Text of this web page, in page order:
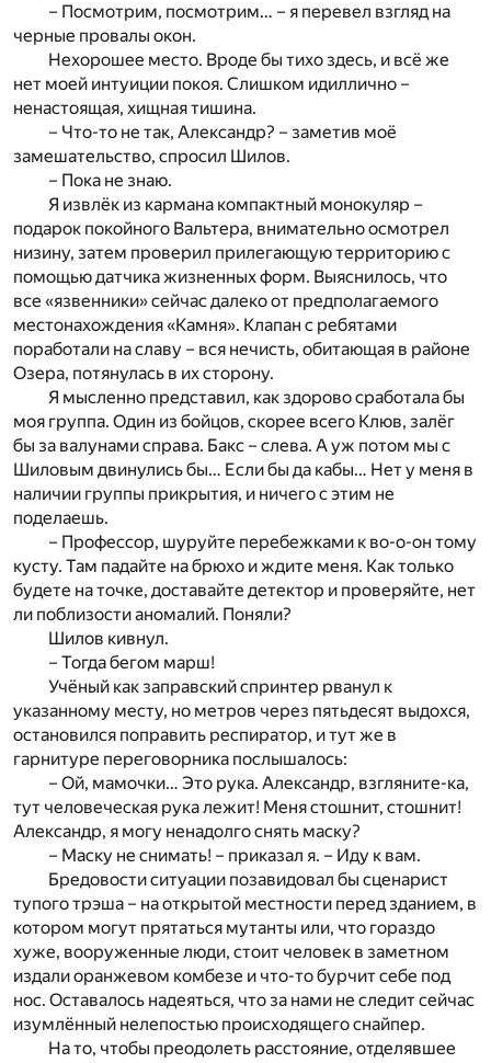
– Посмотрим, посмотрим… – я перевел взгляд на
черные провалы окон.
Нехорошее место. Вроде бы тихо здесь, и всё же
нет моей интуиции покоя. Слишком идиллично –
ненастоящая, хищная тишина.
– Что-то не так, Александр? – заметив моё
замешательство, спросил Шилов.
– Пока не знаю.
Я извлёк из кармана компактный монокуляр –
подарок покойного Вальтера, внимательно осмотрел
низину, затем проверил прилегающую территорию с
помощью датчика жизненных форм. Выяснилось, что
все «язвенники» сейчас далеко от предполагаемого
местонахождения «Камня». Клапан с ребятами
поработали на славу – вся нечисть, обитающая в районе
Озера, потянулась в их сторону.
Я мысленно представил, как здорово сработала бы
моя группа. Один из бойцов, скорее всего Клюв, залёг
бы за валунами справа. Бакс – слева. А уж потом мы с
Шиловым двинулись бы… Если бы да кабы… Нет у меня в
наличии группы прикрытия, и ничего с этим не
поделаешь.
– Профессор, шуруйте перебежками к во-о-он тому
кусту. Там падайте на брюхо и ждите меня. Как только
будете на точке, доставайте детектор и проверяйте, нет
ли поблизости аномалий. Поняли?
Шилов кивнул.
– Тогда бегом марш!
Учёный как заправский спринтер рванул к
указанному месту, но метров через пятьдесят выдохся,
остановился поправить респиратор, и тут же в
гарнитуре переговорника послышалось:
– Ой, мамочки… Это рука. Александр, взгляните-ка,
тут человеческая рука лежит! Меня стошнит, стошнит!
Александр, я могу ненадолго снять маску?
– Маску не снимать! – приказал я. – Иду к вам.
Бредовости ситуации позавидовал бы сценарист
тупого трэша – на открытой местности перед зданием, в
котором могут прятаться мутанты или, что гораздо
хуже, вооруженные люди, стоит человек в заметном
издали оранжевом комбезе и что-то бурчит себе под
нос. Оставалось надеяться, что за нами не следит сейчас
изумлённый нелепостью происходящего снайпер.
На то, чтобы преодолеть расстояние, отделявшее